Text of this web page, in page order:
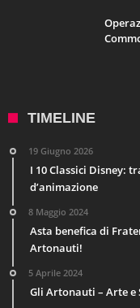
TIMELINE
19 Giugno 2026
I 10 Classici Disney:
d’animazione
8 Maggio 2024
Asta benefica di
Artonauti!
5 Aprile 2024
Gli Artonauti – Arte e